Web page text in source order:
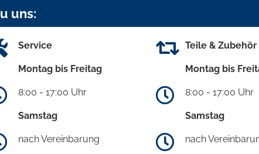
uns:
Service
Montag bis Freitag
8:00 - 17:00 Uhr
Samstag
nach Vereinbarung
Teile & Zubehör
Montag bis
8:00 - 17:00 Uhr
Samstag
nach